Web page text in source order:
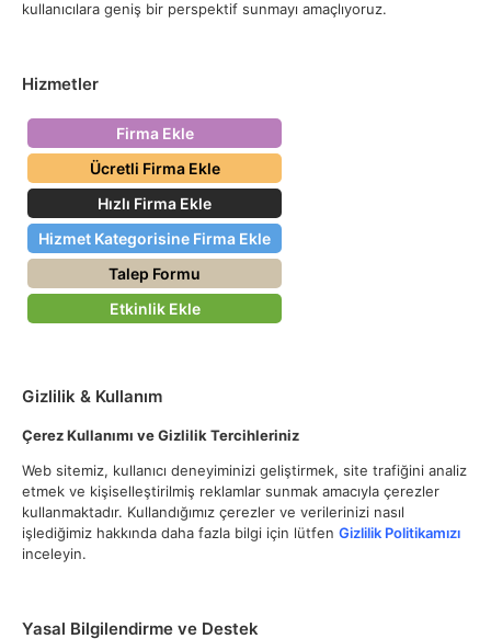
kullanıcılara geniş bir perspektif sunmayı amaçlıyoruz.
Hizmetler
Firma Ekle
Ücretli Firma Ekle
Hızlı Firma Ekle
Hizmet Kategorisine Firma Ekle
Talep Formu
Etkinlik Ekle
Gizlilik & Kullanım
Çerez Kullanımı ve Gizlilik Tercihleriniz
Web sitemiz, kullanıcı deneyiminizi geliştirmek, site trafiğini analiz
etmek ve kişiselleştirilmiş reklamlar sunmak amacıyla çerezler
kullanmaktadır. Kullandığımız çerezler ve verilerinizi nasıl
işlediğimiz hakkında daha fazla bilgi için lütfen Gizlilik Politikamızı
inceleyin.
Yasal Bilgilendirme ve Destek